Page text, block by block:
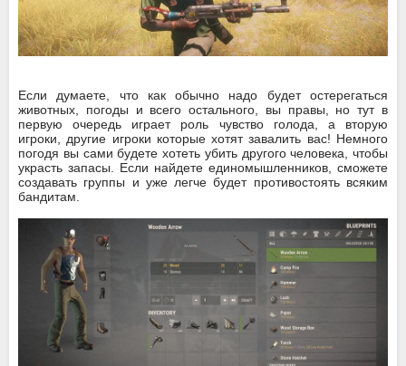
Если думаете, что как обычно надо будет остерегаться
животных, погоды и всего остального, вы правы, но тут в
первую очередь играет роль чувство голода, а вторую
игроки, другие игроки которые хотят завалить вас! Немного
погодя вы сами будете хотеть убить другого человека, чтобы
украсть запасы. Если найдете единомышленников, сможете
создавать группы и уже легче будет противостоять всяким
бандитам.